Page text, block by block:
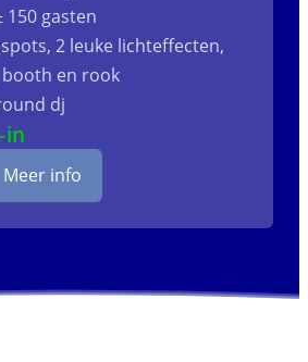
150 gasten
2 leuke lichteffecten,
en rook
dj
in
Meer info